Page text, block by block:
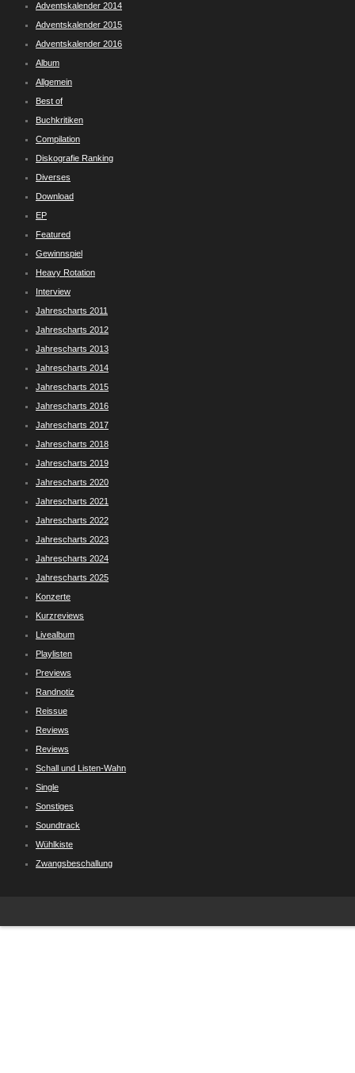
Adventskalender 2014
Adventskalender 2015
Adventskalender 2016
Album
Allgemein
Best of
Buchkritiken
Compilation
Diskografie Ranking
Diverses
Download
EP
Featured
Gewinnspiel
Heavy Rotation
Interview
Jahrescharts 2011
Jahrescharts 2012
Jahrescharts 2013
Jahrescharts 2014
Jahrescharts 2015
Jahrescharts 2016
Jahrescharts 2017
Jahrescharts 2018
Jahrescharts 2019
Jahrescharts 2020
Jahrescharts 2021
Jahrescharts 2022
Jahrescharts 2023
Jahrescharts 2024
Jahrescharts 2025
Konzerte
Kurzreviews
Livealbum
Playlisten
Previews
Randnotiz
Reissue
Reviews
Reviews
Schall und Listen-Wahn
Single
Sonstiges
Soundtrack
Wühlkiste
Zwangsbeschallung